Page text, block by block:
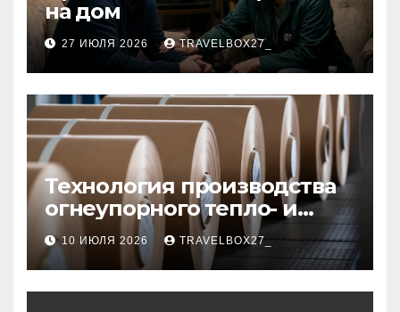
на дом
27 ИЮЛЯ 2026 TRAVELBOX27_
Технология производства
огнеупорного тепло- и
звукоизоляционного
картона из
муллитокремнеземистого
волокна
10 ИЮЛЯ 2026 TRAVELBOX27_